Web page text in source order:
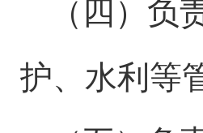
（四）负
护、水利等